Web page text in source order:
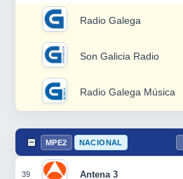
Radio Galega
Son Galicia Radio
Radio Galega Música
MPE2 NACIONAL
39 Antena 3